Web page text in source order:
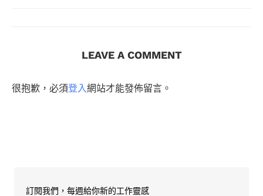
LEAVE A COMMENT
很抱歉，必須登入網站才能發佈留言。
訂閱我們，每週給你新的工作靈感